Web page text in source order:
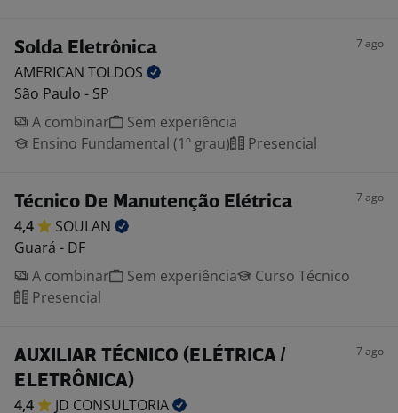
Solda Eletrônica 7 ago
AMERICAN TOLDOS
São Paulo - SP
A combinar
Sem experiência
Ensino Fundamental (1º grau)
Presencial
Técnico De Manutenção Elétrica 7 ago
4,4
SOULAN
Guará - DF
A combinar
Sem experiência
Curso Técnico
Presencial
AUXILIAR TÉCNICO (ELÉTRICA /
ELETRÔNICA)
7 ago
4,4 JD CONSULTORIA